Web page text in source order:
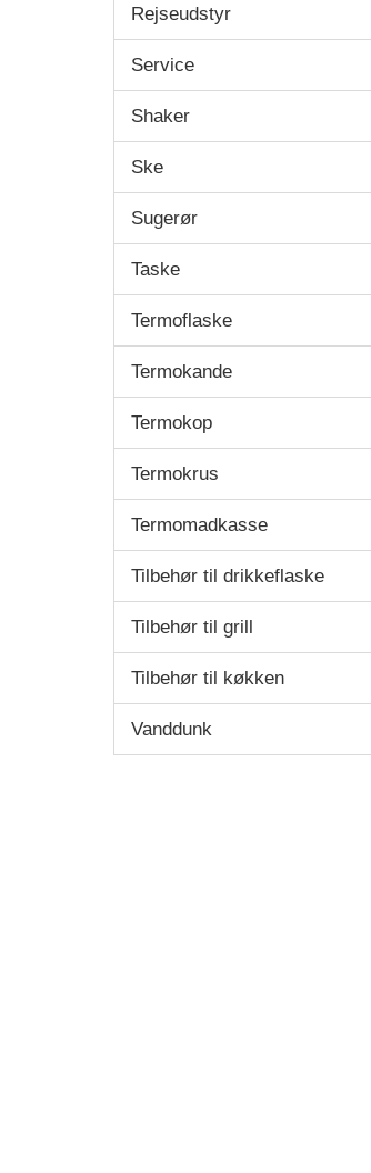
Rejseudstyr
Service
Shaker
Ske
Sugerør
Taske
Termoflaske
Termokande
Termokop
Termokrus
Termomadkasse
Tilbehør til drikkeflaske
Tilbehør til grill
Tilbehør til køkken
Vanddunk